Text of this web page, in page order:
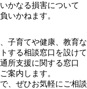
かなる損害について
いかねます。
子育てや健康、教育な
する相談窓口を設けて
所支援に関する窓口
案内します。
、ぜひお気軽にご相談